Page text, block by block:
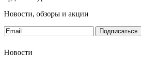
Новости, обзоры и акции
Подписаться
Новости